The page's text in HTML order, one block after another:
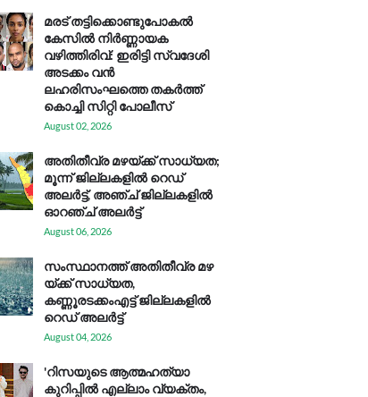
മരട് തട്ടിക്കൊണ്ടുപോകൽ
കേസിൽ നിർണ്ണായക
വഴിത്തിരിവ്: ഇരിട്ടി സ്വദേശി
അടക്കം വൻ
ലഹരിസംഘത്തെ തകർത്ത്
കൊച്ചി സിറ്റി പോലീസ്
August 02, 2026
അതിതീവ്ര മഴയ്ക്ക് സാധ്യത;
മൂന്ന് ജില്ലകളിൽ റെഡ്
അലർട്ട്, അഞ്ച് ജില്ലകളിൽ
ഓറഞ്ച് അലർട്ട്
August 06, 2026
സം​സ്ഥാ​ന​ത്ത് അ​തി​തീ​വ്ര മ​ഴ​
യ്ക്ക് സാ​ധ്യ​ത,
കണ്ണൂരടക്കംഎ​ട്ട് ജി​ല്ല​ക​ളി​ൽ
റെ​ഡ് അ​ലർ​ട്ട്
August 04, 2026
'റിസയുടെ ആത്മഹത്യാ
കുറിപ്പിൽ എല്ലാം വ്യക്തം,